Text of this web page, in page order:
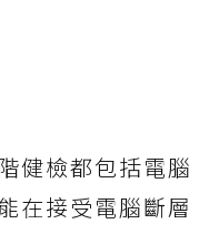
健檢都包括電腦
在接受電腦斷層